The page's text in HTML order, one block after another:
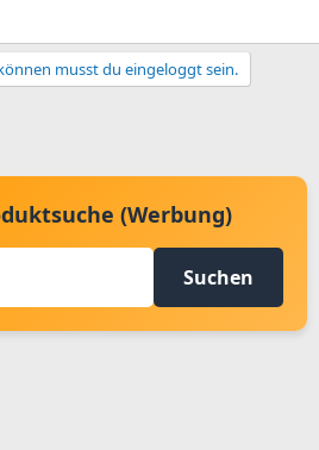
musst du eingeloggt sein.
(Werbung)
Suchen